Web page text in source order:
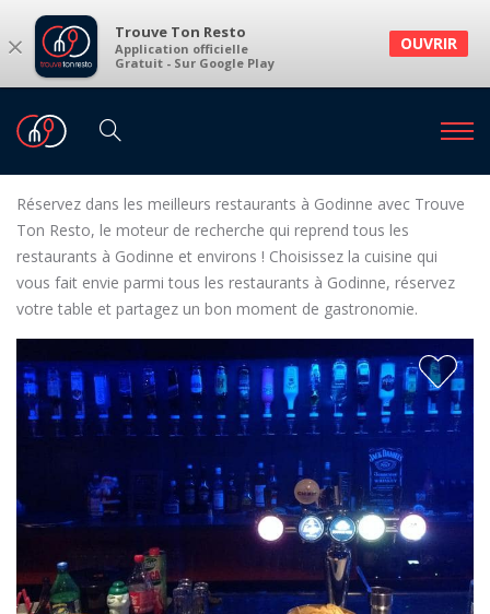
× Trouve Ton Resto
Application officielle
Gratuit - Sur Google Play
OUVRIR
Restaurants
Restaurants à Godinne et environs
Réservez dans les meilleurs restaurants à Godinne avec Trouve
Ton Resto, le moteur de recherche qui reprend tous les
restaurants à Godinne et environs ! Choisissez la cuisine qui
vous fait envie parmi tous les restaurants à Godinne, réservez
votre table et partagez un bon moment de gastronomie.